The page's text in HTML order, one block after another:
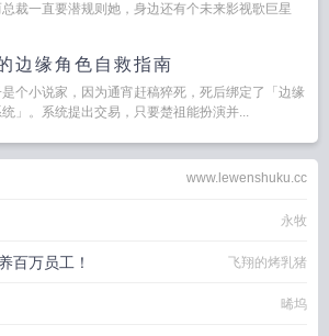
裁一直要潜规则她，身边还有个未来影视歌巨星
边缘角色自救指南
个小说家，因为通宵赶稿猝死，死后绑定了「边缘
」。系统提出交易，只要楚祖能扮演并...
www.lewenshuku.cc
永牧
百万员工！ 飞翔的烤乳猪
晞坞